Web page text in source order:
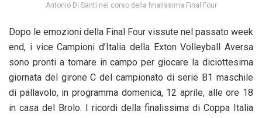
Antonio Di Santi nel corso della finalissima Final Four
Dopo le emozioni della Final Four vissute nel passato week
end, i vice Campioni d’Italia della Exton Volleyball Aversa
sono pronti a tornare in campo per giocare la diciottesima
giornata del girone C del campionato di serie B1 maschile
di pallavolo, in programma domenica, 12 aprile, alle ore 18
in casa del Brolo. I ricordi della finalissima di Coppa Italia